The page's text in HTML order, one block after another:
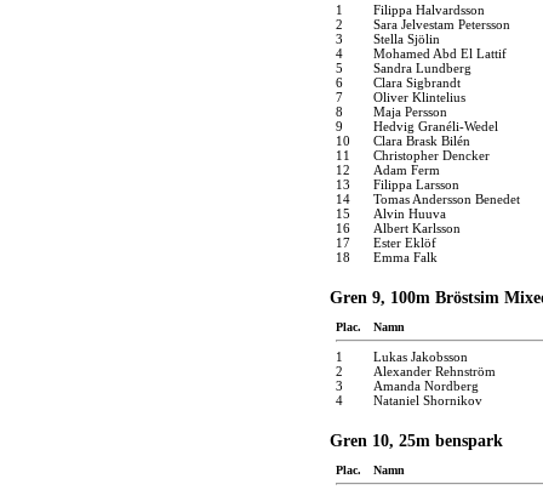
1
Filippa Halvardsson
2
Sara Jelvestam Petersson
3
Stella Sjölin
4
Mohamed Abd El Lattif
5
Sandra Lundberg
6
Clara Sigbrandt
7
Oliver Klintelius
8
Maja Persson
9
Hedvig Granéli-Wedel
10
Clara Brask Bilén
11
Christopher Dencker
12
Adam Ferm
13
Filippa Larsson
14
Tomas Andersson Benedet
15
Alvin Huuva
16
Albert Karlsson
17
Ester Eklöf
18
Emma Falk
Gren 9, 100m Bröstsim
Plac. Namn
1
Lukas Jakobsson
2
Alexander Rehnström
3
Amanda Nordberg
4
Nataniel Shornikov
Gren 10, 25m benspark
Plac. Namn